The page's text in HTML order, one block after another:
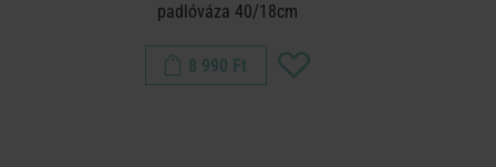
padlóváza 40/18cm
8 990 Ft